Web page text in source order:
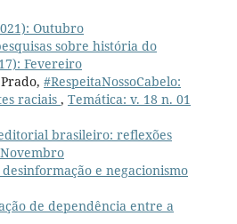
Outubro
sobre história do
Fevereiro
#RespeitaNossoCabelo:
raciais , Temática: v. 18 n. 01
brasileiro: reflexões
e negacionismo
de dependência entre a